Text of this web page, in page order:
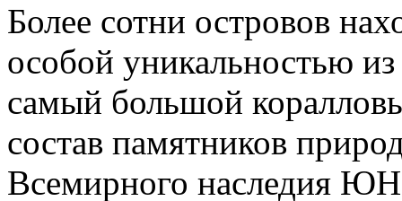
Более сотни островов
особой уникальностью
самый большой
состав памятников
Всемирного наследия